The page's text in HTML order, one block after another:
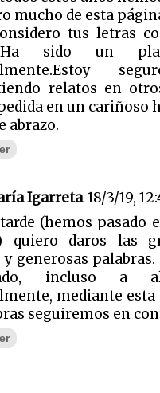
mucho de esta
tus letras
sido un
relatos en
en un cariñoso
abrazo.
Igarreta 18/3/19,
(hemos pasado
quiero daros las
y generosas
incluso a
mediante esta
seguiremos en